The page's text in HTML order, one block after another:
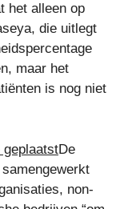
het alleen op
die uitlegt
maar het
is nog niet
geplaatstDe
non-